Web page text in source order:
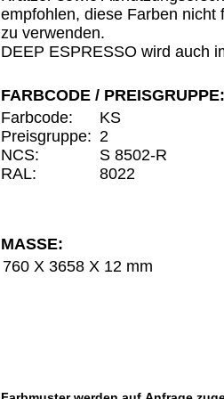
empfohlen, diese Farben nicht
zu verwenden.
DEEP ESPRESSO wird auch
FARBCODE / PREISGRUPPE:
Farbcode:
Preisgruppe:
NCS:
RAL:
KS
2
S 8502-R
8022
MASSE:
760 X 3658 X 12 mm